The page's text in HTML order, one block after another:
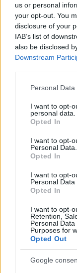
us or personal
your opt-out. You
disclosure of your
IAB’s list of
also be disclosed
Downstream
Please note that
not limited to your
grant or deny
use your data for
consent section.
Personal
I want to opt-
personal data.
Opted In
I want to opt-
Personal Data.
Opted In
I want to opt-
Personal Data
Opted In
I want to opt-
Retention,
Personal
Purposes for
Opted Out
Google